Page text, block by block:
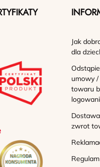
Jak
dla
umowy
towaru
zwrot